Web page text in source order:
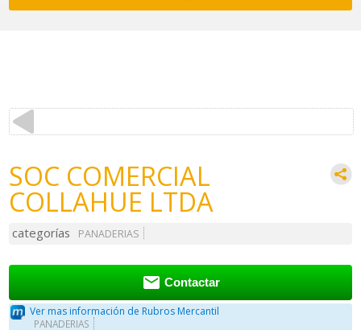
SOC COMERCIAL
COLLAHUE LTDA
categorías PANADERIAS
 Contactar
Ver mas información de Rubros Mercantil
PANADERIAS